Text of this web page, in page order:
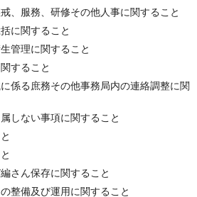
、服務、研修その他人事に関すること
に関すること
管理に関すること
すること
係る庶務その他事務局内の連絡調整に関
しない事項に関すること
さん保存に関すること
整備及び運用に関すること